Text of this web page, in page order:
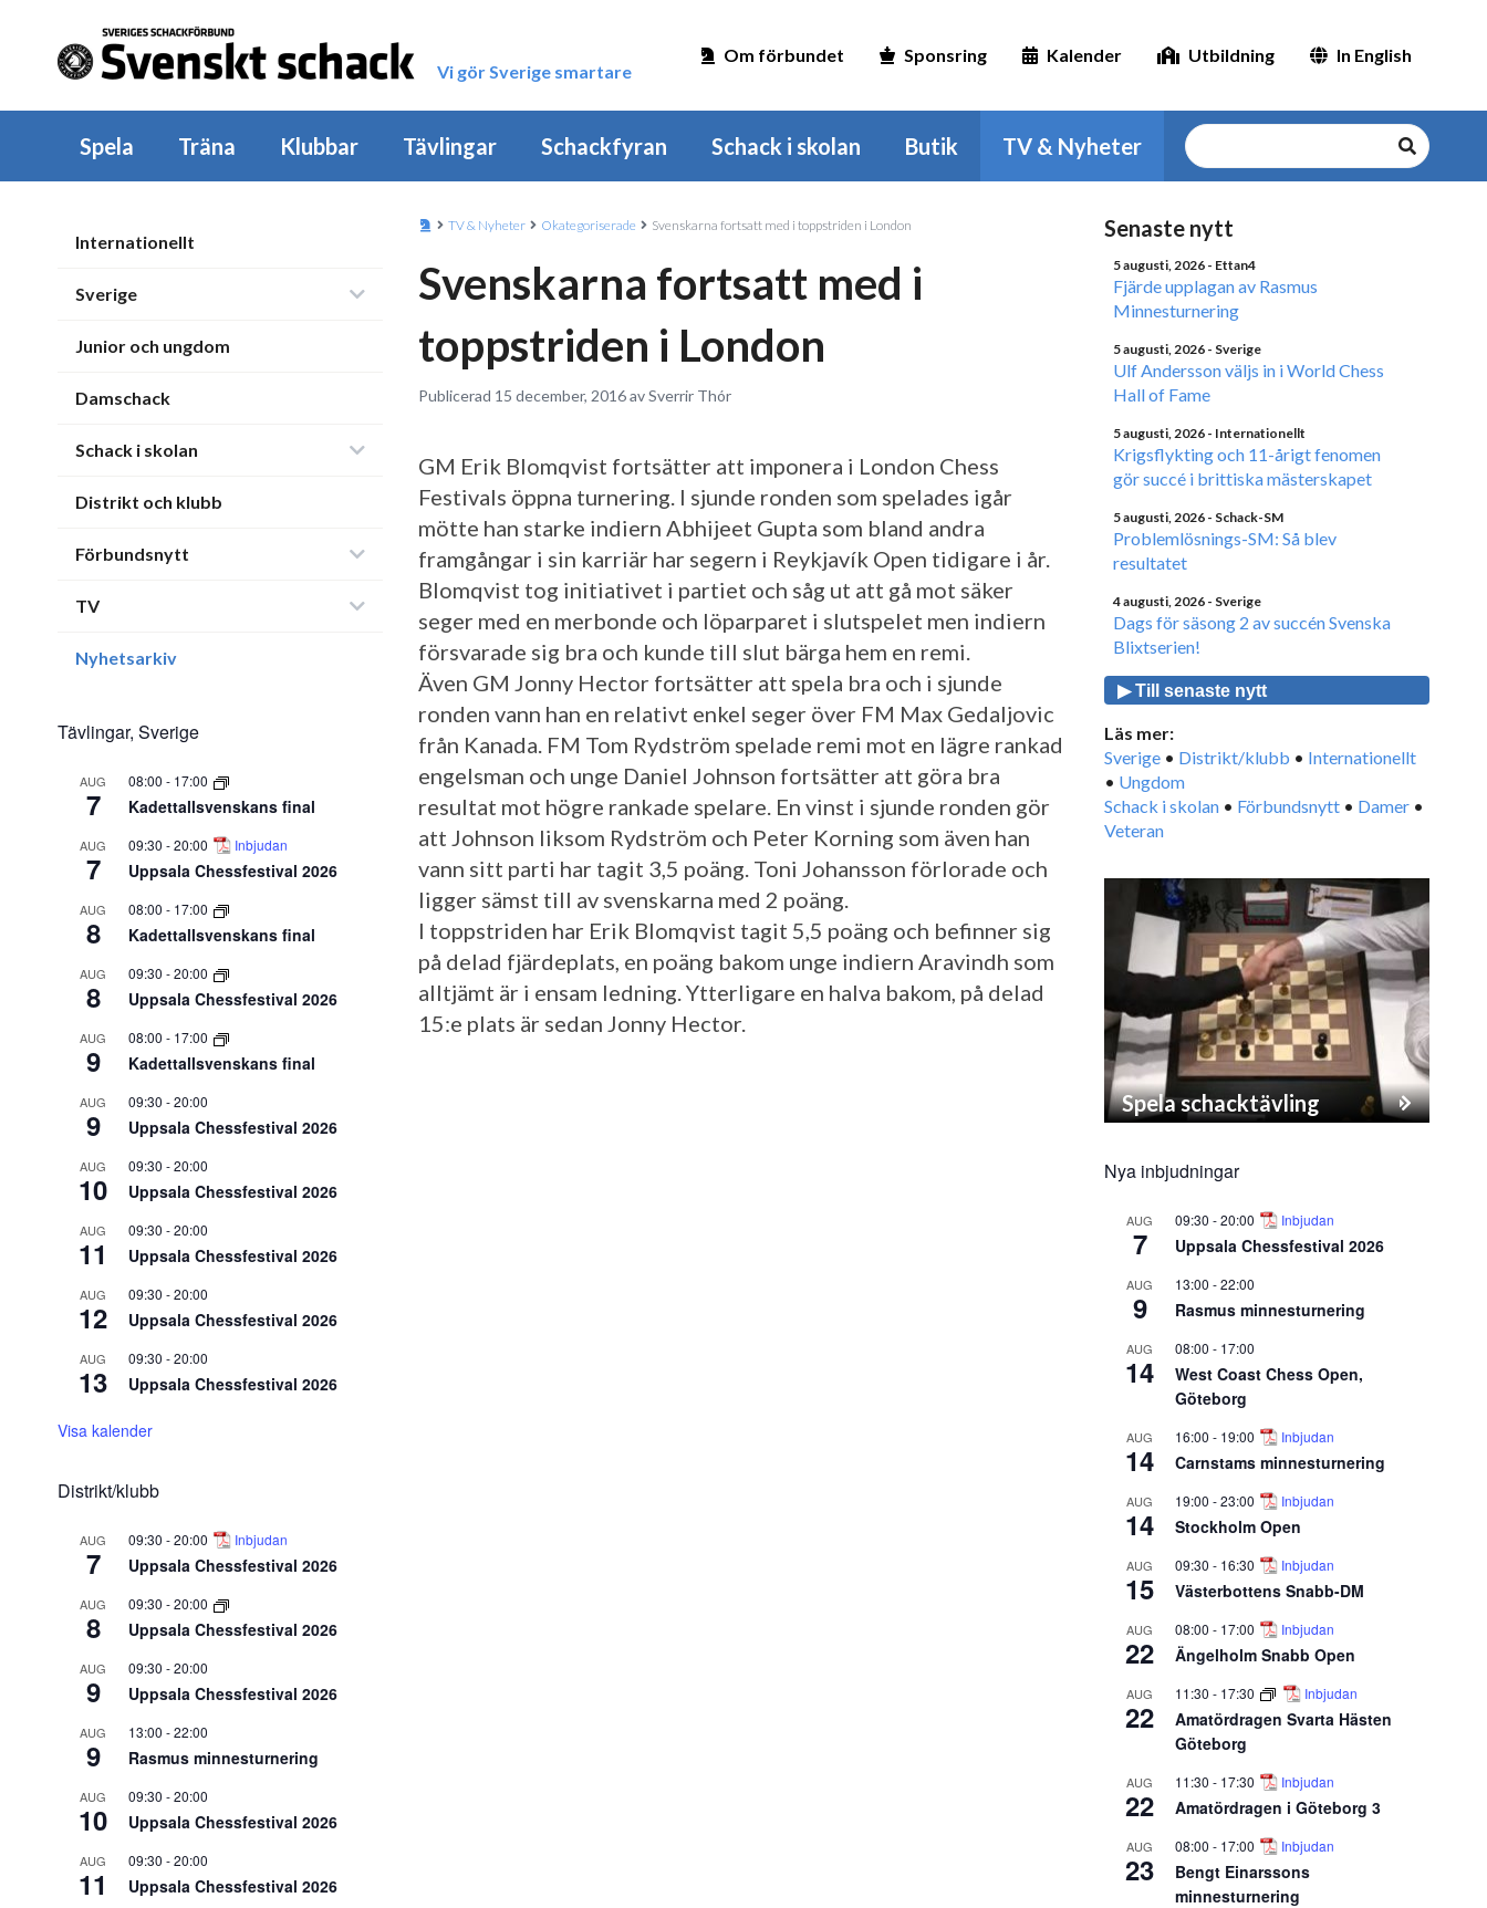
Vi gör Sverige smartare
Om förbundet Sponsring Kalender Utbildning In English
Spela Träna Klubbar Tävlingar Schackfyran Schack i skolan Butik TV & Nyheter
Internationellt
Sverige
Junior och ungdom
Damschack
Schack i skolan
Distrikt och klubb
Förbundsnytt
TV
Nyhetsarkiv
Tävlingar, Sverige
AUG
7
08:00 - 17:00
Kadettallsvenskans final
AUG
7
09:30 -20:00 Inbjudan
Uppsala Chessfestival 2026
AUG
8
08:00 - 17:00
Kadettallsvenskans final
AUG
8
09:30 -20:00
Uppsala Chessfestival 2026
AUG
9
08:00 - 17:00
Kadettallsvenskans final
AUG
9
09:30 -20:00
Uppsala Chessfestival 2026
AUG
10
09:30 -20:00
Uppsala Chessfestival 2026
AUG
11
09:30 -20:00
Uppsala Chessfestival 2026
AUG
12
09:30 -20:00
Uppsala Chessfestival 2026
AUG
13
09:30 -20:00
Uppsala Chessfestival 2026
Visa kalender
Distrikt/klubb
AUG
7
09:30 -20:00 Inbjudan
Uppsala Chessfestival 2026
AUG
8
09:30 -20:00
Uppsala Chessfestival 2026
AUG
9
09:30 -20:00
Uppsala Chessfestival 2026
AUG
9
13:00 -22:00
Rasmus minnesturnering
AUG
10
09:30 -20:00
Uppsala Chessfestival 2026
AUG
11
09:30 -20:00
Uppsala Chessfestival 2026
TV & Nyheter Okategoriserade Svenskarna fortsatt med i toppstriden i London
Svenskarna fortsatt med i
toppstriden i London
Publicerad 15 december, 2016 av Sverrir Thór
GM Erik Blomqvist fortsätter att imponera i London Chess
Festivals öppna turnering. I sjunde ronden som spelades igår
mötte han starke indiern Abhijeet Gupta som bland andra
framgångar i sin karriär har segern i Reykjavík Open tidigare i år.
Blomqvist tog initiativet i partiet och såg ut att gå mot säker
seger med en merbonde och löparparet i slutspelet men indiern
försvarade sig bra och kunde till slut bärga hem en remi.
Även GM Jonny Hector fortsätter att spela bra och i sjunde
ronden vann han en relativt enkel seger över FM Max Gedaljovic
från Kanada. FM Tom Rydström spelade remi mot en lägre rankad
engelsman och unge Daniel Johnson fortsätter att göra bra
resultat mot högre rankade spelare. En vinst i sjunde ronden gör
att Johnson liksom Rydström och Peter Korning som även han
vann sitt parti har tagit 3,5 poäng. Toni Johansson förlorade och
ligger sämst till av svenskarna med 2 poäng.
I toppstriden har Erik Blomqvist tagit 5,5 poäng och befinner sig
på delad fjärdeplats, en poäng bakom unge indiern Aravindh som
alltjämt är i ensam ledning. Ytterligare en halva bakom, på delad
15:e plats är sedan Jonny Hector.
Senaste nytt
5 augusti, 2026 - Ettan4
Fjärde upplagan av Rasmus
Minnesturnering
5 augusti, 2026 - Sverige
Ulf Andersson väljs in i World Chess
Hall of Fame
5 augusti, 2026 - Internationellt
Krigsflykting och 11-årigt fenomen
gör succé i brittiska mästerskapet
5 augusti, 2026 - Schack-SM
Problemlösnings-SM: Så blev
resultatet
4 augusti, 2026 - Sverige
Dags för säsong 2 av succén Svenska
Blixtserien!
▶ Till senaste nytt
Läs mer:
Sverige • Distrikt/klubb • Internationellt
• Ungdom
Schack i skolan • Förbundsnytt • Damer •
Veteran
Spela schacktävling
Nya inbjudningar
AUG
7
09:30 -20:00 Inbjudan
Uppsala Chessfestival 2026
AUG
9
13:00 -22:00
Rasmus minnesturnering
AUG
14
08:00 - 17:00
West Coast Chess Open,
Göteborg
AUG
14
16:00 - 19:00 Inbjudan
Carnstams minnesturnering
AUG
14
19:00 -23:00 Inbjudan
Stockholm Open
AUG
15
09:30 - 16:30 Inbjudan
Västerbottens Snabb-DM
AUG
22
08:00 - 17:00 Inbjudan
Ängelholm Snabb Open
AUG
22
11:30 - 17:30 Inbjudan
Amatördragen Svarta Hästen
Göteborg
AUG
22
11:30 - 17:30 Inbjudan
Amatördragen i Göteborg 3
AUG
23
08:00 - 17:00 Inbjudan
Bengt Einarssons
minnesturnering